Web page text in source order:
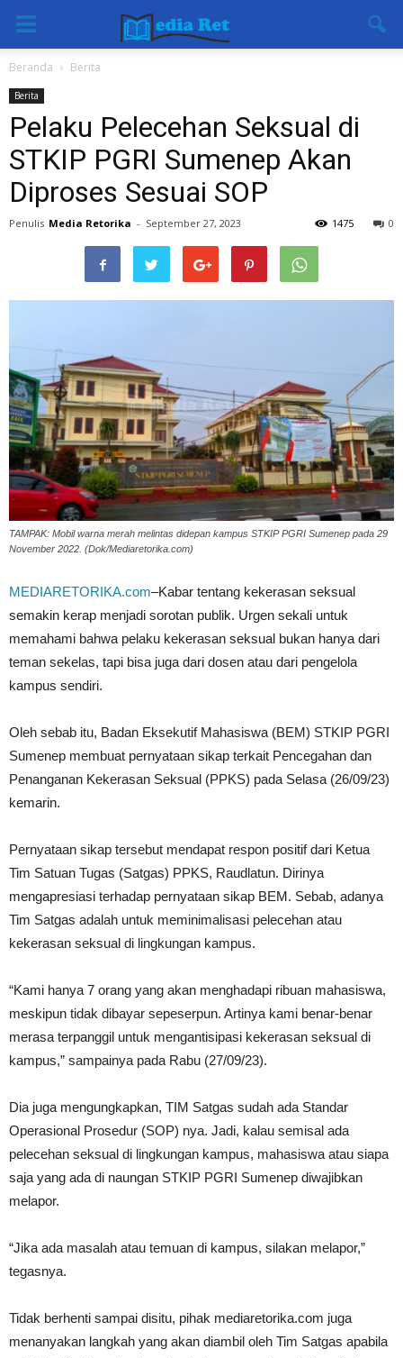
Beranda Berita
Berita
Pelaku Pelecehan Seksual di
STKIP PGRI Sumenep Akan
Diproses Sesuai SOP
Penulis Media Retorika - September 27, 2023 0
1475
TAMPAK: Mobil warna merah melintas didepan kampus STKIP PGRI Sumenep pada 29
November 2022. (Dok/Mediaretorika.com)
MEDIARETORIKA.com–Kabar tentang kekerasan seksual
semakin kerap menjadi sorotan publik. Urgen sekali untuk
memahami bahwa pelaku kekerasan seksual bukan hanya dari
teman sekelas, tapi bisa juga dari dosen atau dari pengelola
kampus sendiri.
Oleh sebab itu, Badan Eksekutif Mahasiswa (BEM) STKIP PGRI
Sumenep membuat pernyataan sikap terkait Pencegahan dan
Penanganan Kekerasan Seksual (PPKS) pada Selasa (26/09/23)
kemarin.
Pernyataan sikap tersebut mendapat respon positif dari Ketua
Tim Satuan Tugas (Satgas) PPKS, Raudlatun. Dirinya
mengapresiasi terhadap pernyataan sikap BEM. Sebab, adanya
Tim Satgas adalah untuk meminimalisasi pelecehan atau
kekerasan seksual di lingkungan kampus.
“Kami hanya 7 orang yang akan menghadapi ribuan mahasiswa,
meskipun tidak dibayar sepeserpun. Artinya kami benar-benar
merasa terpanggil untuk mengantisipasi kekerasan seksual di
kampus,” sampainya pada Rabu (27/09/23).
Dia juga mengungkapkan, TIM Satgas sudah ada Standar
Operasional Prosedur (SOP) nya. Jadi, kalau semisal ada
pelecehan seksual di lingkungan kampus, mahasiswa atau siapa
saja yang ada di naungan STKIP PGRI Sumenep diwajibkan
melapor.
“Jika ada masalah atau temuan di kampus, silakan melapor,”
tegasnya.
Tidak berhenti sampai disitu, pihak mediaretorika.com juga
menanyakan langkah yang akan diambil oleh Tim Satgas apabila